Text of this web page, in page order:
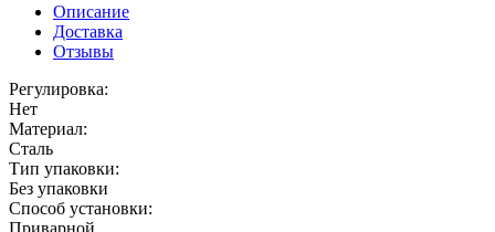
Описание
Доставка
Отзывы
Регулировка:
Нет
Материал:
Сталь
Тип упаковки:
Без упаковки
Способ установки:
Приварной